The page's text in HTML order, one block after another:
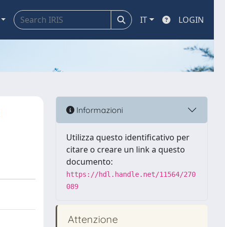
IT LOGIN
Informazioni
Utilizza questo identificativo per
citare o creare un link a questo
documento:
https://hdl.handle.net/11564/270
089
Attenzione